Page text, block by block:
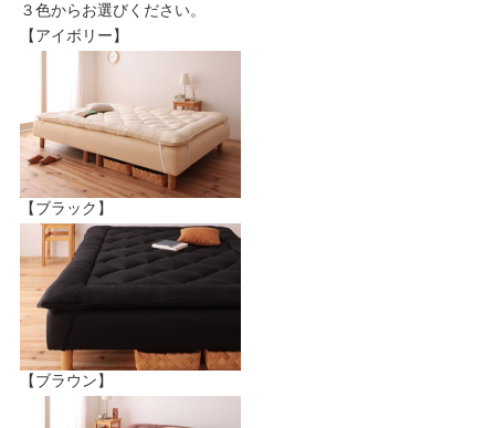
３色からお選びください。
【アイボリー】
【ブラック】
【ブラウン】